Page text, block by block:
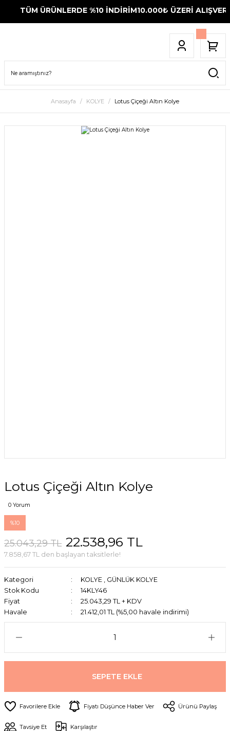
TÜM ÜRÜNLERDE %10 İNDİRİM10.000₺ ÜZERİ
Anasayfa KOLYE Lotus Çiçeği Altın Kolye
Lotus Çiçeği Altın Kolye
0 Yorum
%10
25.043,29 TL 22.538,96 TL
7.858,67 TL den başlayan taksitlerle!
Kategori KOLYE , GÜNLÜK KOLYE
Stok Kodu
14KLY46
Fiyat
25.043,29 TL + KDV
Havale
21.412,01 TL (%5,00 havale indirimi)
SEPETE EKLE
Fiyatı Düşünce Haber Ver Ürünü Paylaş
Tavsiye Et Karşılaştır